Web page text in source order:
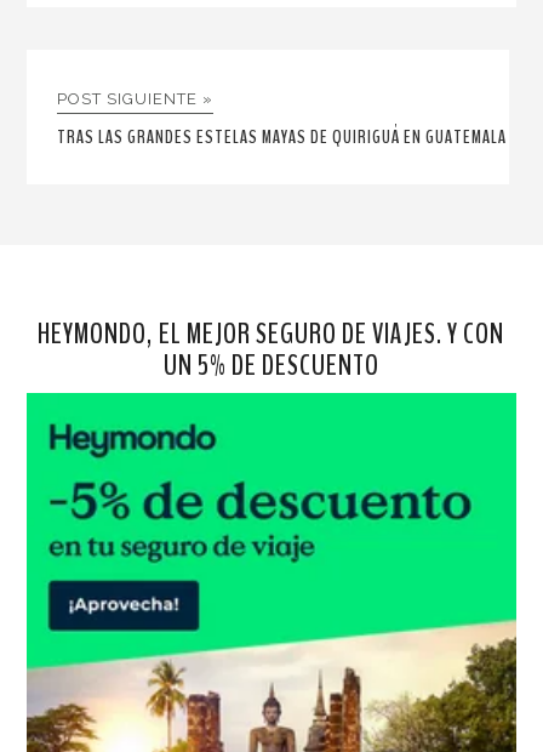
POST SIGUIENTE »
TRAS LAS GRANDES ESTELAS MAYAS DE QUIRIGUÁ EN GUATEMALA
HEYMONDO, EL MEJOR SEGURO DE VIAJES. Y CON
UN 5% DE DESCUENTO